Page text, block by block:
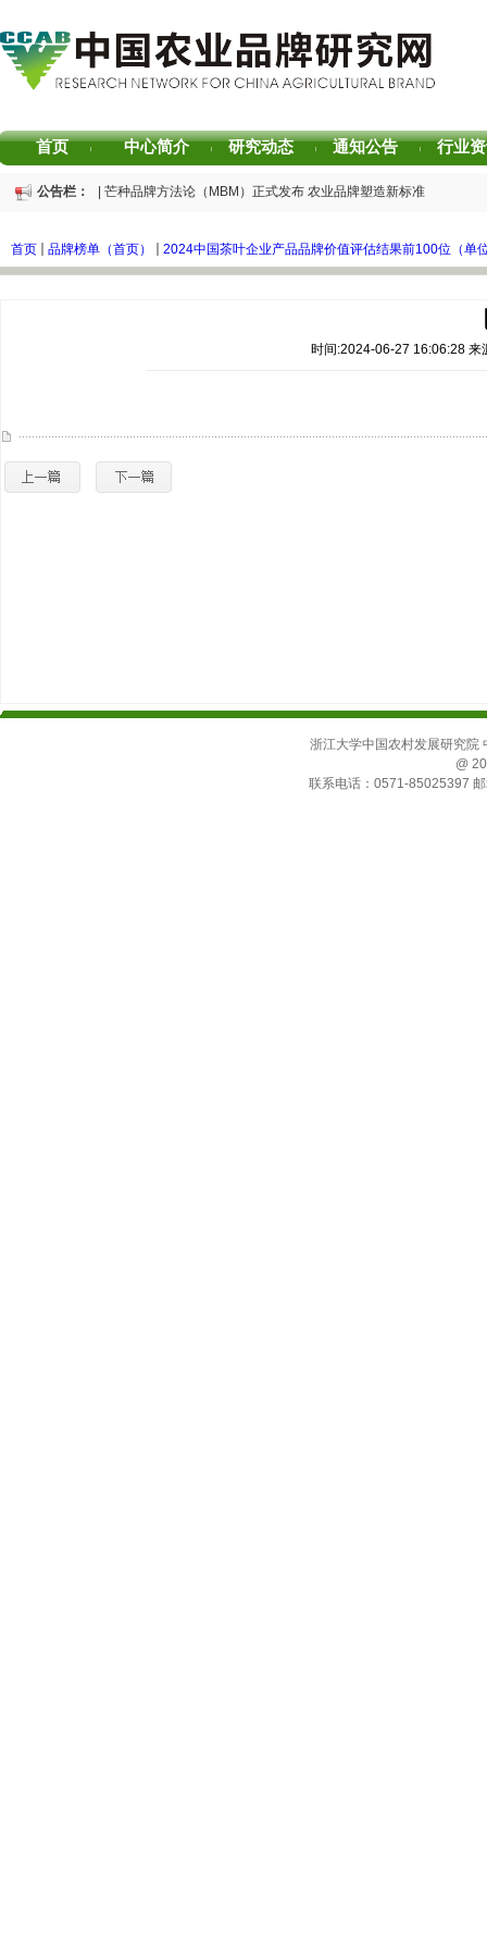
首页 | 中心简介 | 研究动态 | 通知公告 | 行业
公告栏：
重磅发布 | 芒种品牌方法论（MBM）正式发布 农业品牌塑造新标准
书香赋能乡村振兴！“耕读中国·品牌强农”主题阅读活动在杭州圆满落幕
专家观点｜建构富有持久竞争力的中国品牌生态 创新具有独特整合力的中国
首页 品牌榜单（首页） 2024中国茶叶企业产品品牌价值评估结果前100位（单
时间:2024-06-27 16:06:28 来
浙江大学中国农村发展研究院
@
联系电话：0571-85025397